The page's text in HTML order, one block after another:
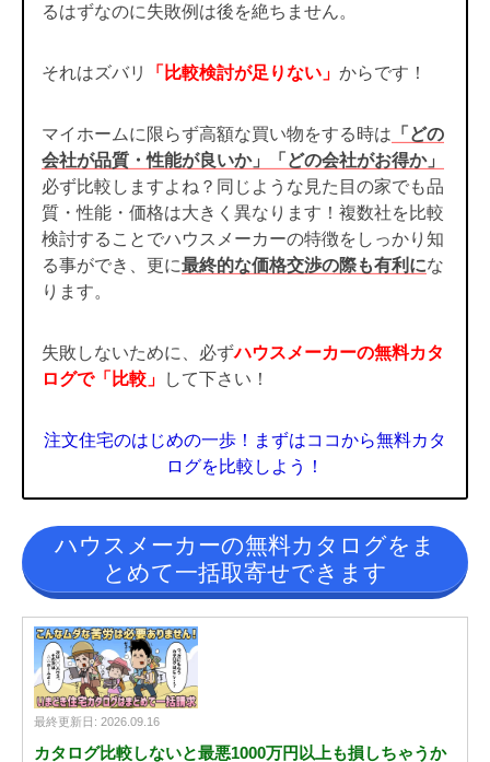
るはずなのに失敗例は後を絶ちません。
それはズバリ 「比較検討が足りない」 からです！
マイホームに限らず高額な買い物をする時は 「どの
会社が品質・性能が良いか」「どの会社がお得か」
必ず比較しますよね？同じような見た目の家でも品
質・性能・価格は大きく異なります！複数社を比較
検討することでハウスメーカーの特徴をしっかり知
る事ができ、更に最終的な価格交渉の際も有利にな
ります。
失敗しないために、必ずハウスメーカーの無料カタ
ログで「比較」
して下さい！
注文住宅のはじめの一歩！まずはココから無料カタ
ログを比較しよう！
ハウスメーカーの無料カタログをま
とめて一括取寄せできます
最終更新日: 2026.09.16
カタログ比較しないと最悪1000万円以上も損しちゃうか